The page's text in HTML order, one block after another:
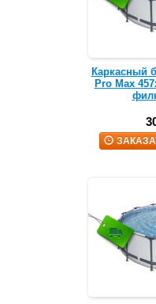
Каркасный
Pro Max